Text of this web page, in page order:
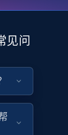
from
and
见问